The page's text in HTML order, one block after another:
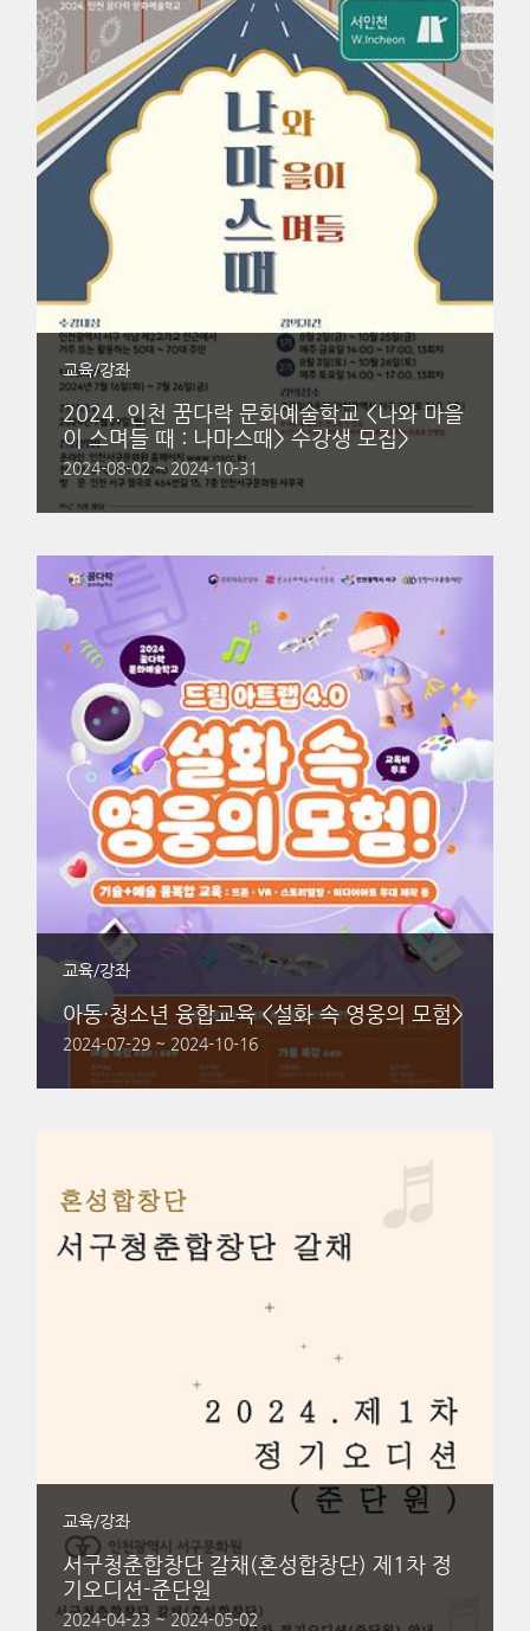
교육/강좌
2024. 인천 꿈다락 문화예술학교 <나와 마을
이 스며들 때 : 나마스때> 수강생 모집>
2024-08-02 ~ 2024-10-31
교육/강좌
아동·청소년 융합교육 <설화 속 영웅의 모험>
2024-07-29 ~ 2024-10-16
교육/강좌
서구청춘합창단 갈채(혼성합창단) 제1차 정
기오디션-준단원
2024-04-23 ~ 2024-05-02